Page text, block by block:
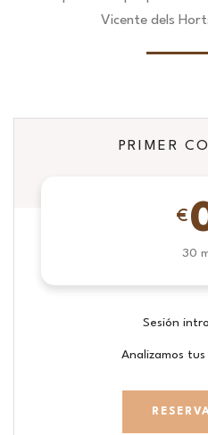
Vicente dels
PRIMER
€
30
Sesión
Analizamos